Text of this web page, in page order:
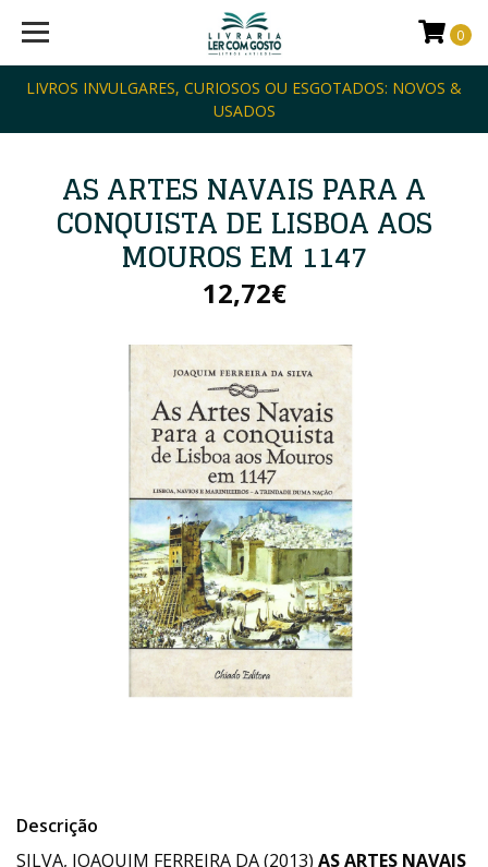
LIVROS INVULGARES, CURIOSOS OU ESGOTADOS: NOVOS &
USADOS
0
AS ARTES NAVAIS PARA A
CONQUISTA DE LISBOA AOS
MOUROS EM 1147
12,72€
Descrição
SILVA, JOAQUIM FERREIRA DA (2013) AS ARTES NAVAIS